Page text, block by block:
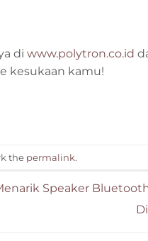
di www.polytron.co.id
kesukaan kamu!
the permalink.
Speaker